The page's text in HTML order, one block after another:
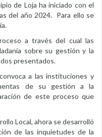
de Loja ha iniciado con el
del año 2024. Para ello se
a través del cual las
sobre su gestión y la
presentados.
a las instituciones y
de su gestión a la
de este proceso que
Local, ahora se desarrolló
de las inquietudes de la